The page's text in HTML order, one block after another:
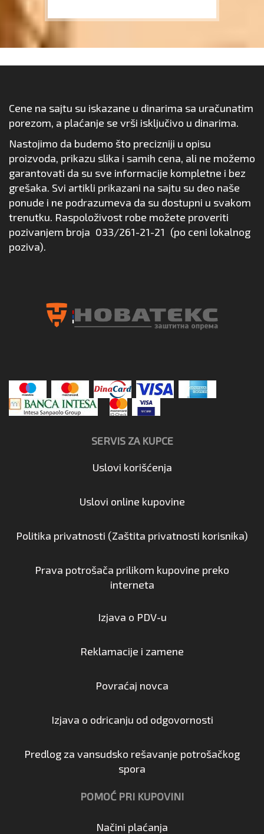
Cene na sajtu su iskazane u dinarima sa uračunatim
porezom, a plaćanje se vrši isključivo u dinarima.
Nastojimo da budemo što precizniji u opisu
proizvoda, prikazu slika i samih cena, ali ne možemo
garantovati da su sve informacije kompletne i bez
grešaka. Svi artikli prikazani na sajtu su deo naše
ponude i ne podrazumeva da su dostupni u svakom
trenutku. Raspoloživost robe možete proveriti
pozivanjem broja 033/261-21-21 (po ceni lokalnog
poziva).
SERVIS ZA KUPCE
Uslovi korišćenja
Uslovi online kupovine
Politika privatnosti (Zaštita privatnosti korisnika)
Prava potrošača prilikom kupovine preko
interneta
Izjava o PDV-u
Reklamacije i zamene
Povraćaj novca
Izjava o odricanju od odgovornosti
Predlog za vansudsko rešavanje potrošačkog
spora
POMOĆ PRI KUPOVINI
Načini plaćanja